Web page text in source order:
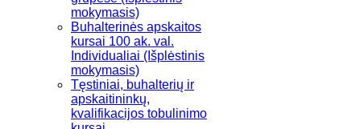
mokymasis)
Buhalterinės apskaitos
kursai 100 ak. val.
Individualiai (Išplėstinis
mokymasis)
Tęstiniai, buhalterių ir
apskaitininkų,
kvalifikacijos tobulinimo